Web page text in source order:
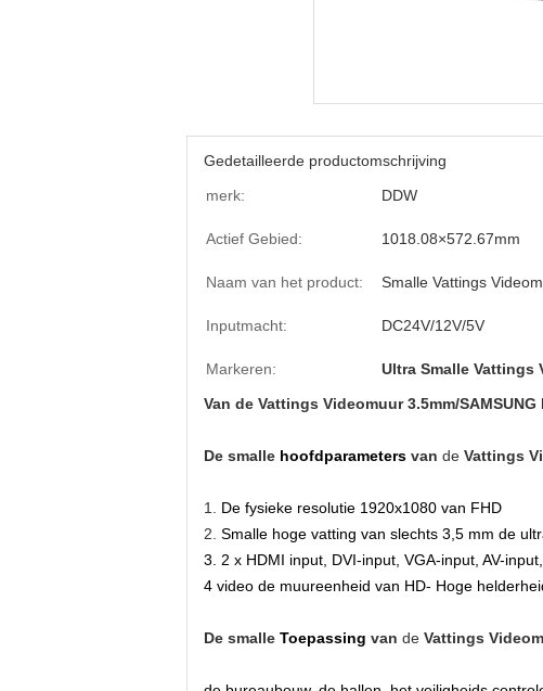
Gedetailleerde productomschrijving
merk:
DDW
Actief Gebied: 1018.08×572.67mm
Naam van het product: Smalle Vattings
Inputmacht: DC24V/12V/5V
Markeren: Ultra Smalle Vattings
Van de Vattings Videomuur 3.5mm/
De smalle hoofdparameters van de Vattings
1. De fysieke resolutie 1920x1080 van FHD
2. Smalle hoge vatting van slechts 3,5 mm de
3. 2 x HDMI input, DVI-input, VGA-input, AV-
4 video de muureenheid van HD- Hoge
De smalle Toepassing van de Vattings